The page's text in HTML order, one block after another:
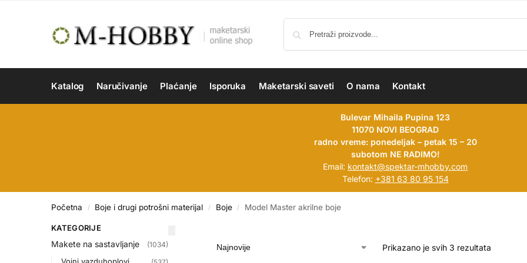
Katalog Naručivanje Plaćanje Isporuka Maketarski saveti O nama Kontakt
Bulevar Mihaila Pupina 123
11070 NOVI BEOGRAD
radno vreme: ponedeljak – petak 15 – 20
subotom NE RADIMO!
Email: kontakt@spektar-mhobby.com
Telefon: +381 63 80 95 154
Početna / Boje i drugi potrošni materijal / Boje / Model Master akrilne boje
Prikazano je svih 3 rezultata
KATEGORIJE
Makete na sastavljanje (1034)